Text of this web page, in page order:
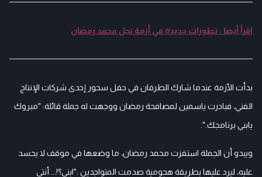
اقرأ أيضا : تطورات جديدة في أزمة نجل محمد رمضان
بدأت الأزمة عندما شارك الطرفان في حفل سحور إحدى شركات الإنتاج
الفني، فبادرت ياسمين لمصافحة رمضان ووجهت له جملة قائلة: "مبروك
يابني برنامجك.".
ويبدو أن الجملة استفزت محمد رمضان، ما وضعها في موقف لا يحسد
عليه، ليرد عليها بطريقة هجومية صدمت المتواجدين :"ابني؟!... أنتي